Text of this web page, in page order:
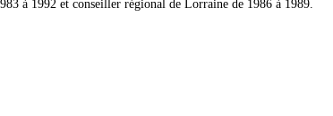
à 1992 et conseiller régional de Lorraine de 1986 à 1989.